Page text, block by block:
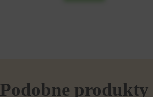
Podobne produkty